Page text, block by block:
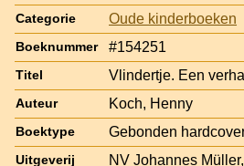
Categorie Oude kinderboeken
Boeknummer #154251
Titel Vlindertje. Een
Auteur Koch, Henny
Boektype Gebonden
Uitgeverij NV Johannes